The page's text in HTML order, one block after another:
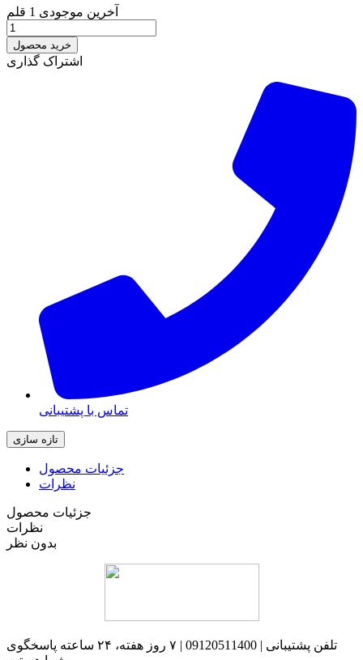
آخرین موجودی 1 قلم
خرید محصول
اشتراک گذاری
تماس با پشتیبانی
جزئیات محصول
نظرات
جزئیات محصول
نظرات
بدون نظر
تلفن پشتیبانی | 09120511400 | ۷ روز هفته، ۲۴ ساعته پاسخگوی